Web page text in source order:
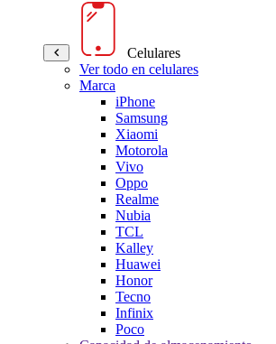
Celulares
Ver todo en celulares
Marca
iPhone
Samsung
Xiaomi
Motorola
Vivo
Oppo
Realme
Nubia
TCL
Kalley
Huawei
Honor
Tecno
Infinix
Poco